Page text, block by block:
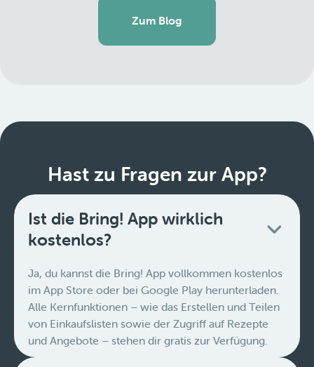
Zum Blog
Hast zu Fragen zur App?
Ist die Bring! App wirklich
kostenlos?
Ja, du kannst die Bring! App vollkommen kostenlos
im App Store oder bei Google Play herunterladen.
Alle Kernfunktionen – wie das Erstellen und Teilen
von Einkaufslisten sowie der Zugriff auf Rezepte
und Angebote – stehen dir gratis zur Verfügung.